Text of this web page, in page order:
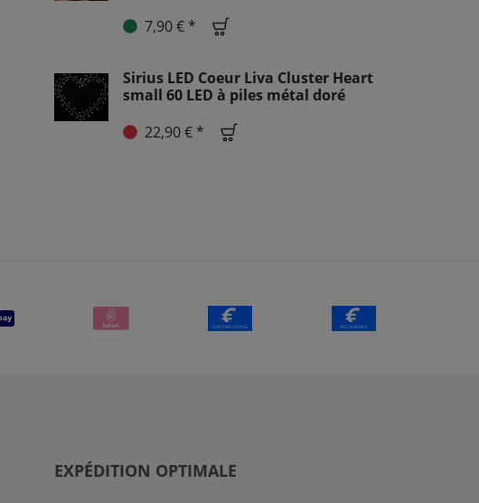
7,90 € *
Sirius LED Coeur Liva Cluster Heart
small 60 LED à piles métal doré
22,90 € *
EXPÉDITION OPTIMALE